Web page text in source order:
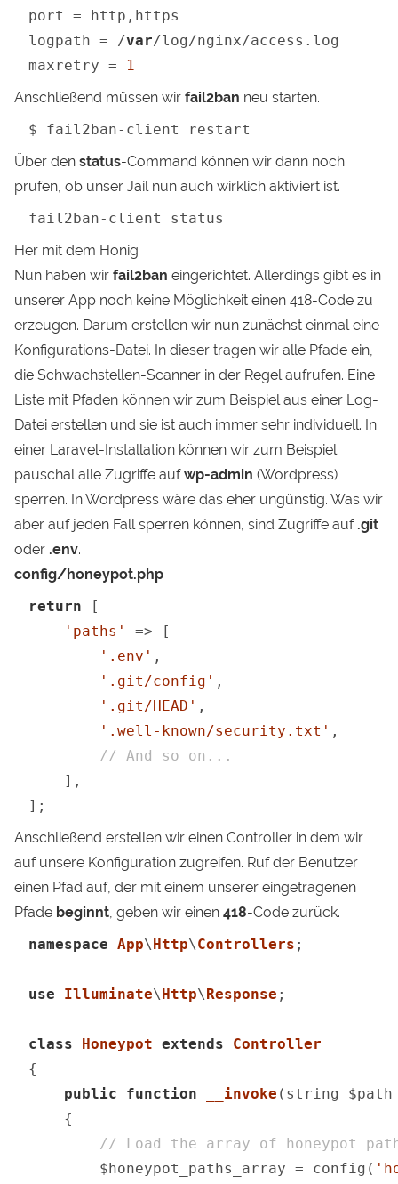
port = http,https
logpath = /var/log/nginx/access.log
maxretry =
1
Anschließend müssen wir fail2ban neu starten.
$ fail2ban-client restart
Über den status-Command können wir dann noch
prüfen, ob unser Jail nun auch wirklich aktiviert ist.
fail2ban-client status
Her mit dem Honig
Nun haben wir fail2ban eingerichtet. Allerdings gibt es in
unserer App noch keine Möglichkeit einen 418-Code zu
erzeugen. Darum erstellen wir nun zunächst einmal eine
Konfigurations-Datei. In dieser tragen wir alle Pfade ein,
die Schwachstellen-Scanner in der Regel aufrufen. Eine
Liste mit Pfaden können wir zum Beispiel aus einer Log-
Datei erstellen und sie ist auch immer sehr individuell. In
einer Laravel-Installation können wir zum Beispiel
pauschal alle Zugriffe aufwp-admin (Wordpress)
sperren. In Wordpress wäre das eher ungünstig. Was wir
aber auf jeden Fall sperren können, sind Zugriffe auf .git
oder .env.
config/honeypot.php
return [
'paths'
=> [
'.env' ,
'.git/config' ,
'.git/HEAD' ,
'.well-known/security.txt' ,
// And so on...
    ],
];
Anschließend erstellen wir einen Controller in dem wir
auf unsere Konfiguration zugreifen. Ruf der Benutzer
einen Pfad auf, der mit einem unserer eingetragenen
Pfade beginnt , geben wir einen 418-Code zurück.
namespace App\Http\Controllers ;
use Illuminate\Http\Response ;
class Honeypot extends
Controller
{
public
function __invoke (string
{
// Load the array of honeypot
        $honeypot_paths_array = config(